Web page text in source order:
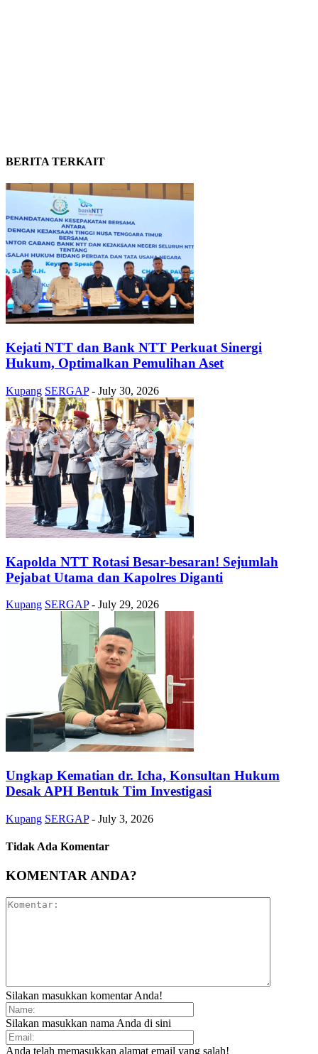
BERITA TERKAIT
Kejati NTT dan Bank NTT Perkuat Sinergi
Hukum, Optimalkan Pemulihan Aset
Kupang SERGAP - July 30, 2026
Kapolda NTT Rotasi Besar-besaran! Sejumlah
Pejabat Utama dan Kapolres Diganti
Kupang SERGAP - July 29, 2026
Ungkap Kematian dr. Icha, Konsultan Hukum
Desak APH Bentuk Tim Investigasi
Kupang SERGAP - July 3, 2026
Tidak Ada Komentar
KOMENTAR ANDA?
Silakan masukkan komentar Anda!
Silakan masukkan nama Anda di sini
Anda telah memasukkan alamat email yang salah!